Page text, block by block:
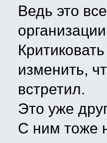
Ведь это
изменить,
встретил.
Это уже
С ним тоже